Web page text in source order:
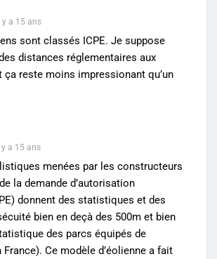
y a 15 ans
sont classés ICPE. Je suppose
distances réglementaires aux
ça reste moins impressionant qu’un
y a 15 ans
menées par les constructeurs
la demande d’autorisation
donnent des statistiques et des
bien en deçà des 500m et bien
des parcs équipés de
Ce modèle d’éolienne a fait